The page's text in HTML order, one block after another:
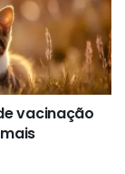
vacinação